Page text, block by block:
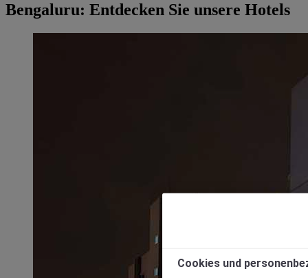
Bengaluru: Entdecken Sie unsere Hotels
Cookies und